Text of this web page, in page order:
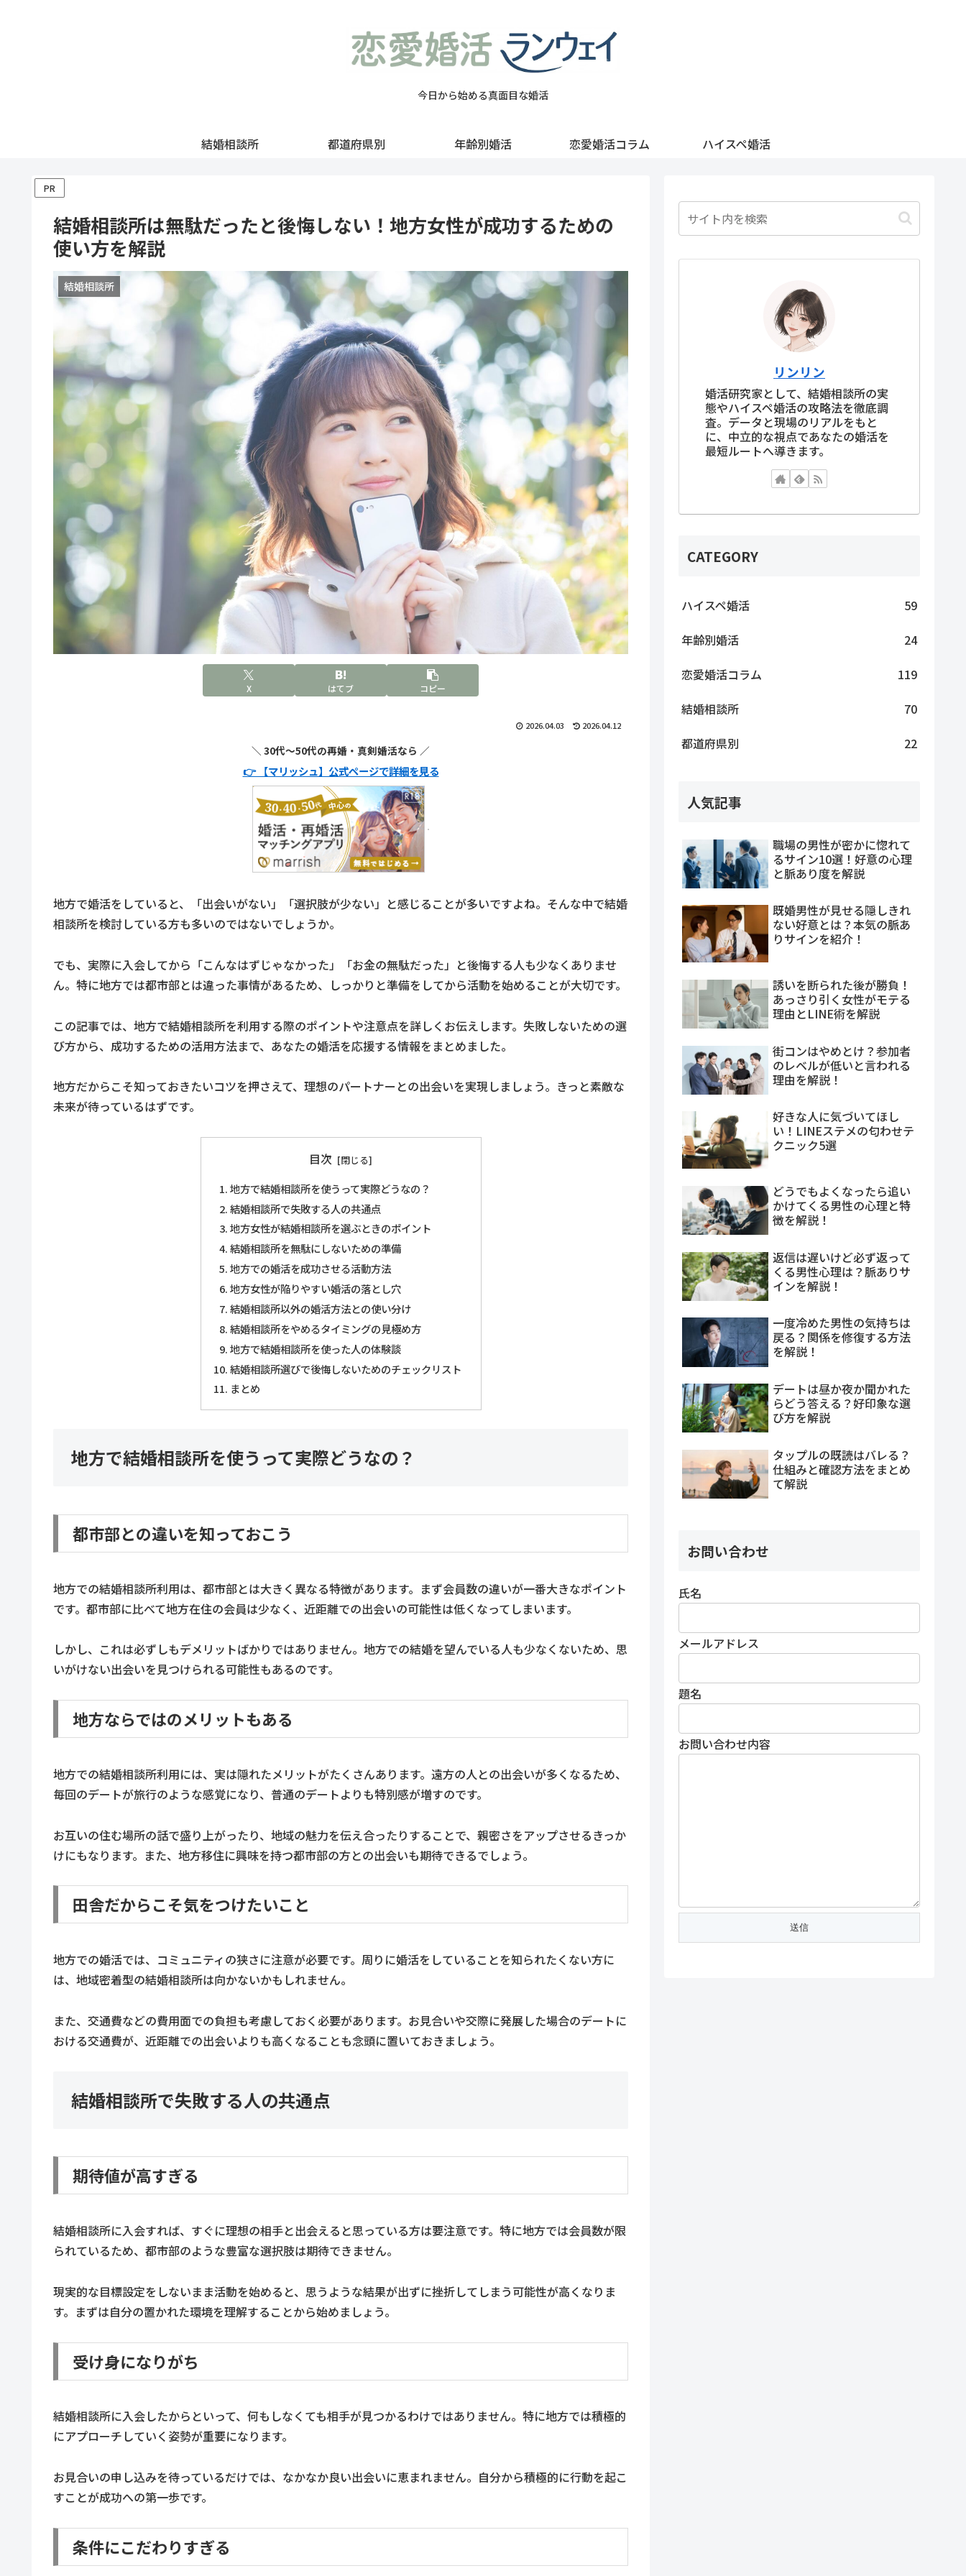
今日から始める真面目な婚活
結婚相談所 都道府県別 年齢別婚活 恋愛婚活コラム ハイスペ婚活
PR
結婚相談所は無駄だったと後悔しない！地方女性が成功するための
使い方を解説
結婚相談所
X はてブ コピー
2026.04.03 2026.04.12
＼ 30代〜50代の再婚・真剣婚活なら ／
👉 【マリッシュ】公式ページで詳細を見る
地方で婚活をしていると、「出会いがない」「選択肢が少ない」と感じることが多いですよね。そんな中で結婚
相談所を検討している方も多いのではないでしょうか。
でも、実際に入会してから「こんなはずじゃなかった」「お金の無駄だった」と後悔する人も少なくありませ
ん。特に地方では都市部とは違った事情があるため、しっかりと準備をしてから活動を始めることが大切です。
この記事では、地方で結婚相談所を利用する際のポイントや注意点を詳しくお伝えします。失敗しないための選
び方から、成功するための活用方法まで、あなたの婚活を応援する情報をまとめました。
地方だからこそ知っておきたいコツを押さえて、理想のパートナーとの出会いを実現しましょう。きっと素敵な
未来が待っているはずです。
目次
地方で結婚相談所を使うって実際どうなの？
結婚相談所で失敗する人の共通点
地方女性が結婚相談所を選ぶときのポイント
結婚相談所を無駄にしないための準備
地方での婚活を成功させる活動方法
地方女性が陥りやすい婚活の落とし穴
結婚相談所以外の婚活方法との使い分け
結婚相談所をやめるタイミングの見極め方
地方で結婚相談所を使った人の体験談
結婚相談所選びで後悔しないためのチェックリスト
まとめ
地方で結婚相談所を使うって実際どうなの？
都市部との違いを知っておこう
地方での結婚相談所利用は、都市部とは大きく異なる特徴があります。まず会員数の違いが一番大きなポイント
です。都市部に比べて地方在住の会員は少なく、近距離での出会いの可能性は低くなってしまいます。
しかし、これは必ずしもデメリットばかりではありません。地方での結婚を望んでいる人も少なくないため、思
いがけない出会いを見つけられる可能性もあるのです。
地方ならではのメリットもある
地方での結婚相談所利用には、実は隠れたメリットがたくさんあります。遠方の人との出会いが多くなるため、
毎回のデートが旅行のような感覚になり、普通のデートよりも特別感が増すのです。
お互いの住む場所の話で盛り上がったり、地域の魅力を伝え合ったりすることで、親密さをアップさせるきっか
けにもなります。また、地方移住に興味を持つ都市部の方との出会いも期待できるでしょう。
田舎だからこそ気をつけたいこと
地方での婚活では、コミュニティの狭さに注意が必要です。周りに婚活をしていることを知られたくない方に
は、地域密着型の結婚相談所は向かないかもしれません。
また、交通費などの費用面での負担も考慮しておく必要があります。お見合いや交際に発展した場合のデートに
おける交通費が、近距離での出会いよりも高くなることも念頭に置いておきましょう。
結婚相談所で失敗する人の共通点
期待値が高すぎる
結婚相談所に入会すれば、すぐに理想の相手と出会えると思っている方は要注意です。特に地方では会員数が限
られているため、都市部のような豊富な選択肢は期待できません。
現実的な目標設定をしないまま活動を始めると、思うような結果が出ずに挫折してしまう可能性が高くなりま
す。まずは自分の置かれた環境を理解することから始めましょう。
受け身になりがち
結婚相談所に入会したからといって、何もしなくても相手が見つかるわけではありません。特に地方では積極的
にアプローチしていく姿勢が重要になります。
お見合いの申し込みを待っているだけでは、なかなか良い出会いに恵まれません。自分から積極的に行動を起こ
すことが成功への第一歩です。
条件にこだわりすぎる
リンリン
婚活研究家として、結婚相談所の実
態やハイスペ婚活の攻略法を徹底調
査。データと現場のリアルをもと
に、中立的な視点であなたの婚活を
最短ルートへ導きます。
CATEGORY
ハイスペ婚活
59
年齢別婚活
24
恋愛婚活コラム
119
結婚相談所
70
都道府県別
22
人気記事
職場の男性が密かに惚れて
るサイン10選！好意の心理
と脈あり度を解説
既婚男性が見せる隠しきれ
ない好意とは？本気の脈あ
りサインを紹介！
誘いを断られた後が勝負！
あっさり引く女性がモテる
理由とLINE術を解説
街コンはやめとけ？参加者
のレベルが低いと言われる
理由を解説！
好きな人に気づいてほし
い！LINEステメの匂わせテ
クニック5選
どうでもよくなったら追い
かけてくる男性の心理と特
徴を解説！
返信は遅いけど必ず返って
くる男性心理は？脈ありサ
インを解説！
一度冷めた男性の気持ちは
戻る？関係を修復する方法
を解説！
デートは昼か夜か聞かれた
らどう答える？好印象な選
び方を解説
タップルの既読はバレる？
仕組みと確認方法をまとめ
て解説
お問い合わせ
氏名
メールアドレス
題名
お問い合わせ内容